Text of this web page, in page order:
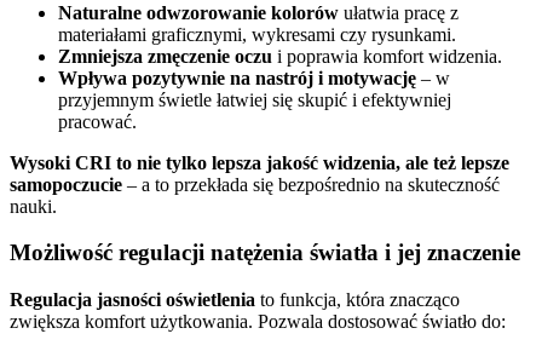
Naturalne odwzorowanie kolorów ułatwia pracę z
materiałami graficznymi, wykresami czy rysunkami.
Zmniejsza zmęczenie oczu i poprawia komfort widzenia.
Wpływa pozytywnie na nastrój i motywację – w
przyjemnym świetle łatwiej się skupić i efektywniej
pracować.
Wysoki CRI to nie tylko lepsza jakość widzenia, ale też lepsze
samopoczucie – a to przekłada się bezpośrednio na skuteczność
nauki.
Możliwość regulacji natężenia światła i jej znaczenie
Regulacja jasności oświetlenia to funkcja, która znacząco
zwiększa komfort użytkowania. Pozwala dostosować światło do: